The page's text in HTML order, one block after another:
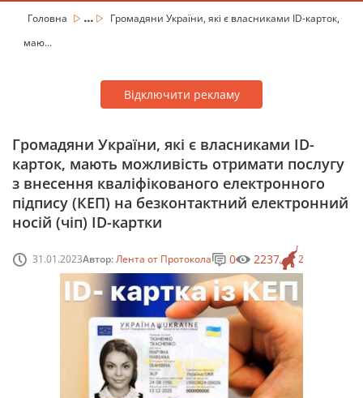
Головна ...
Громадяни України, які є власниками ID-карток,
маю...
Відключити рекламу
Громадяни України, які є власниками ID-
карток, мають можливість отримати послугу
з внесення кваліфікованого електронного
підпису (КЕП) на безконтактний електронний
носій (чіп) ID-картки
31.01.2023Автор:Лента от Протокола 2
0 2237